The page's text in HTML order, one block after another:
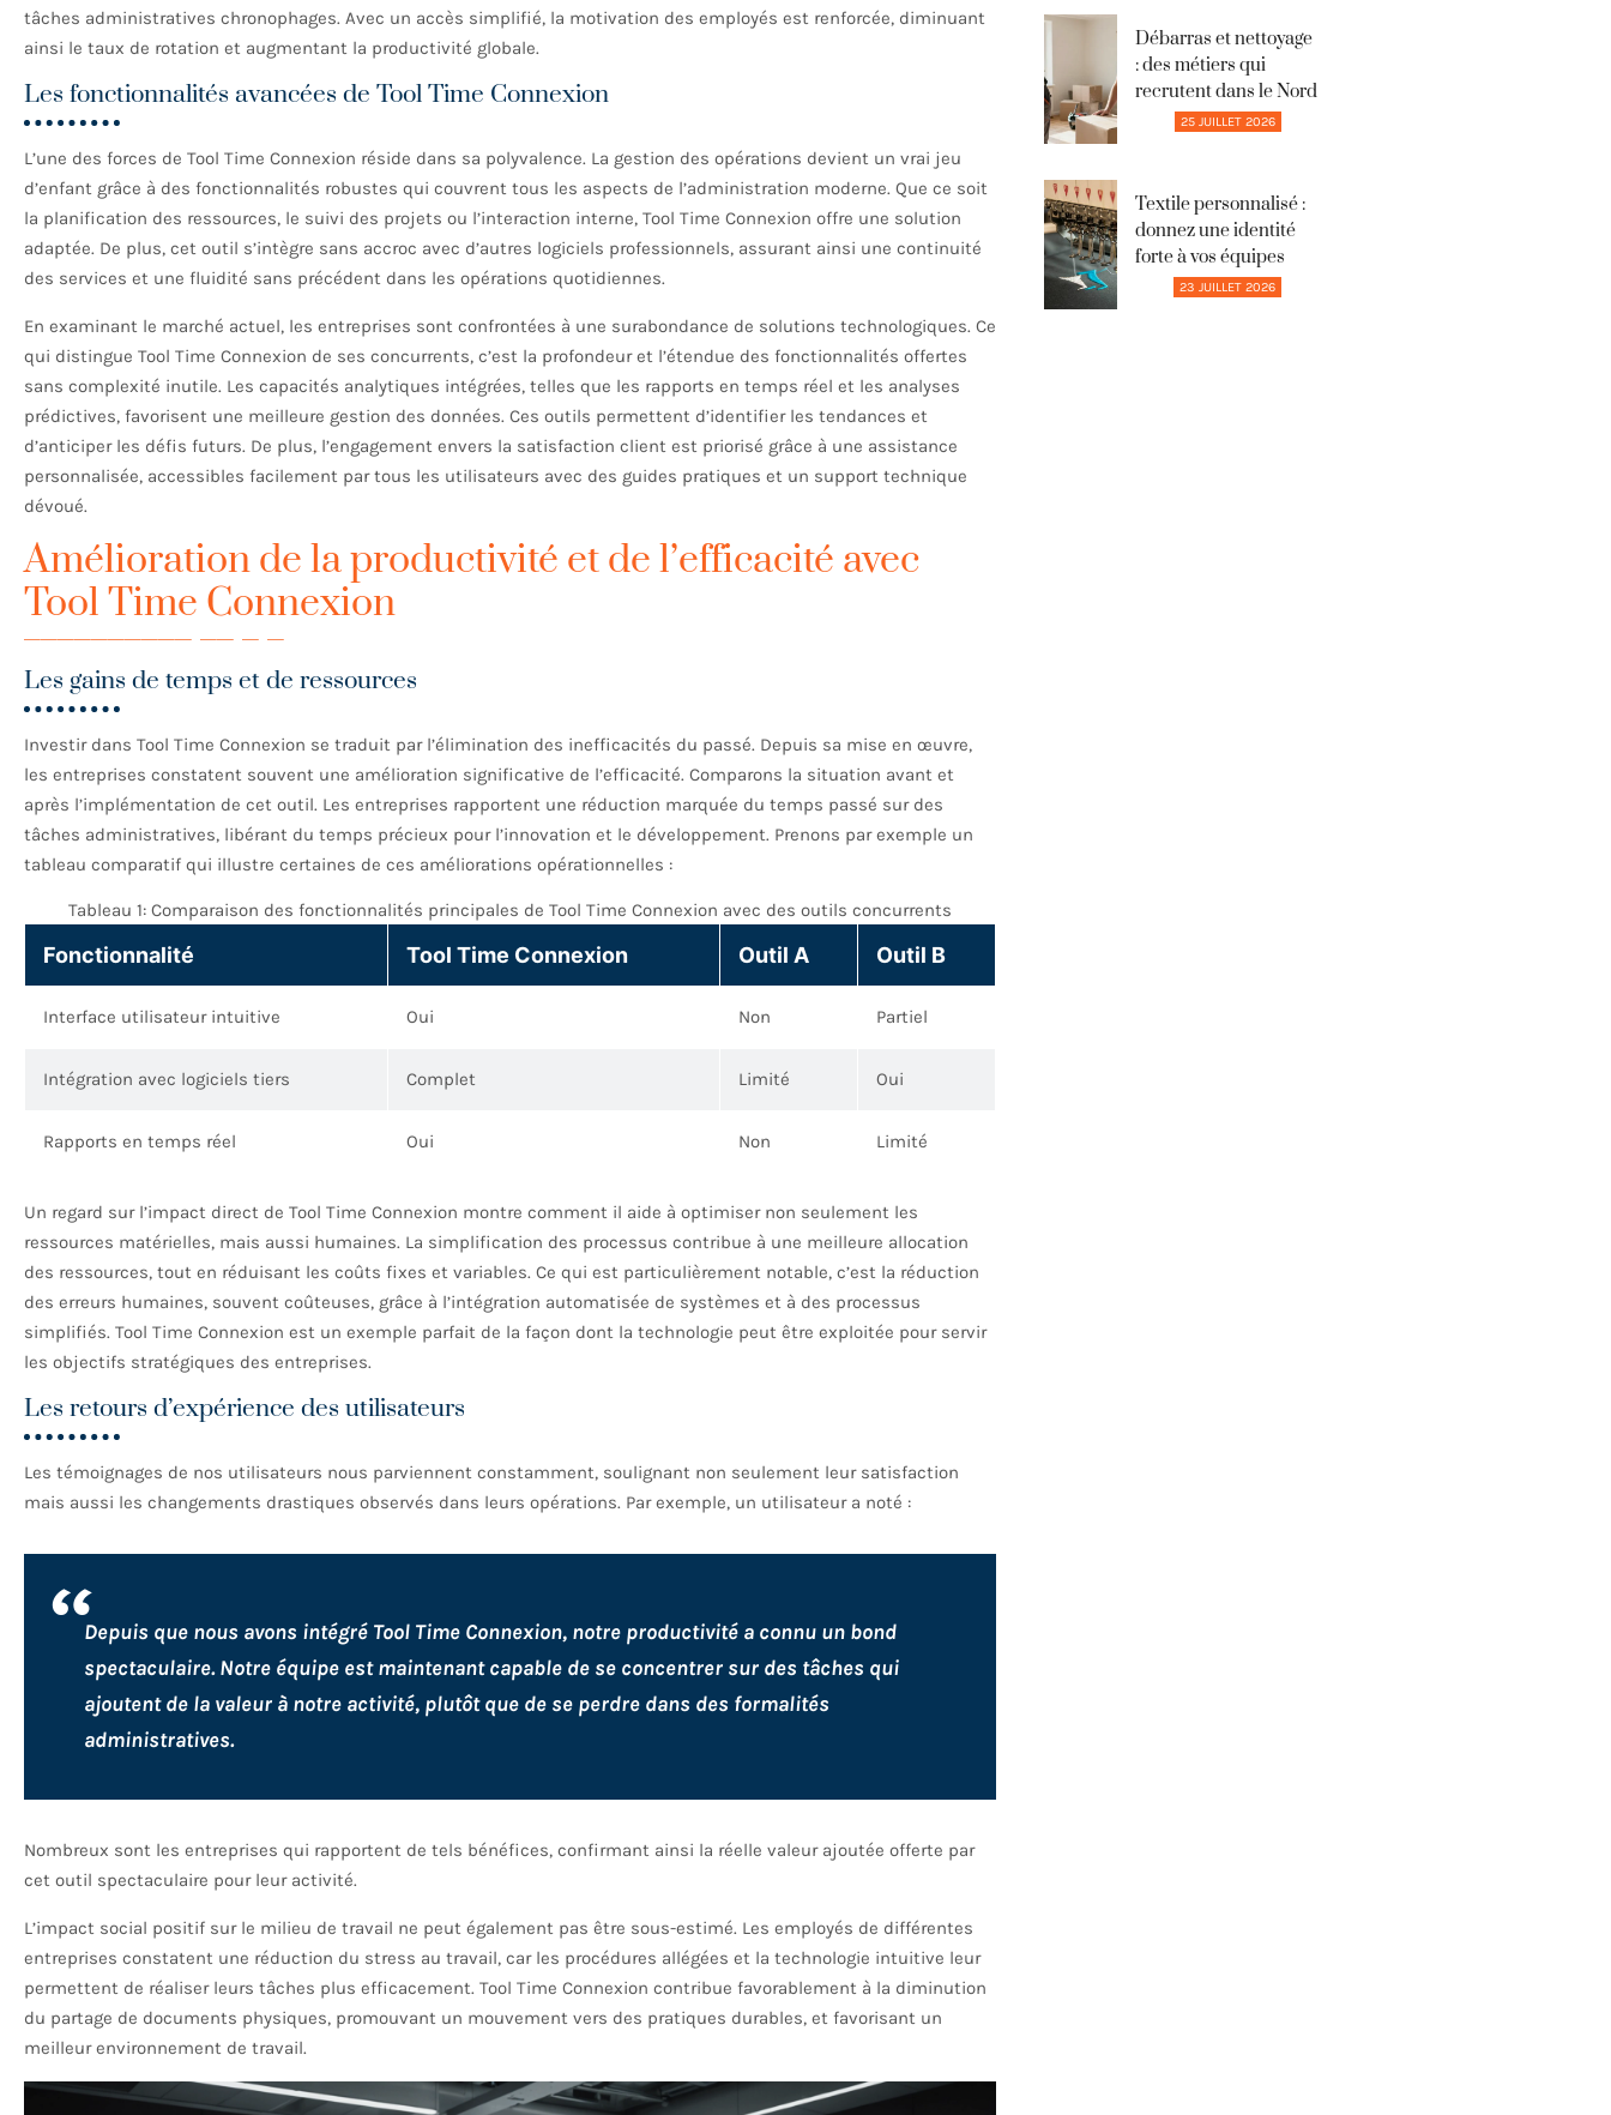
tâches administratives chronophages. Avec un accès simplifié, la motivation des employés est renforcée, diminuant
ainsi le taux de rotation et augmentant la productivité globale.
Les fonctionnalités avancées de Tool Time Connexion
L’une des forces de Tool Time Connexion réside dans sa polyvalence. La gestion des opérations devient un vrai jeu
d’enfant grâce à des fonctionnalités robustes qui couvrent tous les aspects de l’administration moderne. Que ce soit
la planification des ressources, le suivi des projets ou l’interaction interne, Tool Time Connexion offre une solution
adaptée. De plus, cet outil s’intègre sans accroc avec d’autres logiciels professionnels, assurant ainsi une continuité
des services et une fluidité sans précédent dans les opérations quotidiennes.
En examinant le marché actuel, les entreprises sont confrontées à une surabondance de solutions technologiques. Ce
qui distingue Tool Time Connexion de ses concurrents, c’est la profondeur et l’étendue des fonctionnalités offertes
sans complexité inutile. Les capacités analytiques intégrées, telles que les rapports en temps réel et les analyses
prédictives, favorisent une meilleure gestion des données. Ces outils permettent d’identifier les tendances et
d’anticiper les défis futurs. De plus, l’engagement envers la satisfaction client est priorisé grâce à une assistance
personnalisée, accessibles facilement par tous les utilisateurs avec des guides pratiques et un support technique
dévoué.
Amélioration de la productivité et de l’efficacité avec
Tool Time Connexion
Les gains de temps et de ressources
Investir dans Tool Time Connexion se traduit par l’élimination des inefficacités du passé. Depuis sa mise en œuvre,
les entreprises constatent souvent une amélioration significative de l’efficacité. Comparons la situation avant et
après l’implémentation de cet outil. Les entreprises rapportent une réduction marquée du temps passé sur des
tâches administratives, libérant du temps précieux pour l’innovation et le développement. Prenons par exemple un
tableau comparatif qui illustre certaines de ces améliorations opérationnelles :
Tableau 1: Comparaison des fonctionnalités principales de Tool Time Connexion avec des outils concurrents
Fonctionnalité Tool Time Connexion Outil A Outil B
Interface utilisateur intuitive Oui Non Partiel
Intégration avec logiciels tiers Complet Limité Oui
Rapports en temps réel Oui Non Limité
Un regard sur l’impact direct de Tool Time Connexion montre comment il aide à optimiser non seulement les
ressources matérielles, mais aussi humaines. La simplification des processus contribue à une meilleure allocation
des ressources, tout en réduisant les coûts fixes et variables. Ce qui est particulièrement notable, c’est la réduction
des erreurs humaines, souvent coûteuses, grâce à l’intégration automatisée de systèmes et à des processus
simplifiés. Tool Time Connexion est un exemple parfait de la façon dont la technologie peut être exploitée pour servir
les objectifs stratégiques des entreprises.
Les retours d’expérience des utilisateurs
Les témoignages de nos utilisateurs nous parviennent constamment, soulignant non seulement leur satisfaction
mais aussi les changements drastiques observés dans leurs opérations. Par exemple, un utilisateur a noté :
Depuis que nous avons intégré Tool Time Connexion, notre productivité a connu un bond
spectaculaire. Notre équipe est maintenant capable de se concentrer sur des tâches qui
ajoutent de la valeur à notre activité, plutôt que de se perdre dans des formalités
administratives.
Nombreux sont les entreprises qui rapportent de tels bénéfices, confirmant ainsi la réelle valeur ajoutée offerte par
cet outil spectaculaire pour leur activité.
L’impact social positif sur le milieu de travail ne peut également pas être sous-estimé. Les employés de différentes
entreprises constatent une réduction du stress au travail, car les procédures allégées et la technologie intuitive leur
permettent de réaliser leurs tâches plus efficacement. Tool Time Connexion contribue favorablement à la diminution
du partage de documents physiques, promouvant un mouvement vers des pratiques durables, et favorisant un
meilleur environnement de travail.
Débarras et nettoyage
: des métiers qui
recrutent dans le Nord
25 JUILLET 2026
Textile personnalisé :
donnez une identité
forte à vos équipes
23 JUILLET 2026